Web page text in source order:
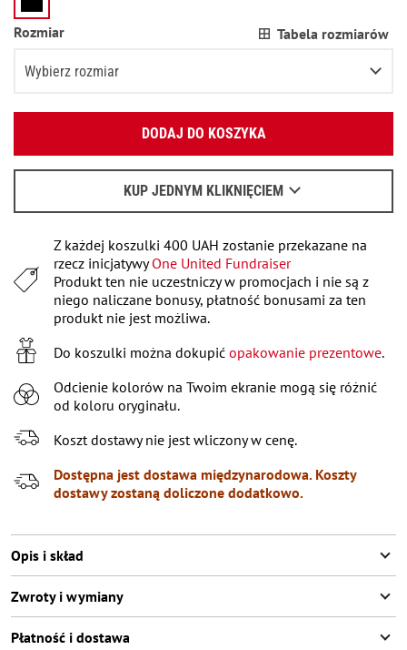
Rozmiar Tabela rozmiarów
Wybierz rozmiar
XS Poinformuj o dostępności
L Poinformuj o dostępności
Pozostało2przedmioty
XXL Poinformuj o dostępności
DODAJ DO KOSZYKA
KUP JEDNYM KLIKNIĘCIEM
Kiedy czekać na e-mail - przeczytajtu.
Z każdej koszulki 400 UAH zostanie przekazane na
rzecz inicjatywyOne United Fundraiser
Produkt ten nie uczestniczy w promocjach i nie są z
niego naliczane bonusy, płatność bonusami za ten
produkt nie jest możliwa.
Do koszulki można dokupić opakowanie prezentowe.
Odcienie kolorów na Twoim ekranie mogą się różnić
od koloru oryginału.
Koszt dostawy nie jest wliczony w cenę.
Dostępna jest dostawa międzynarodowa. Koszty
dostawy zostaną doliczone dodatkowo.
Opis i skład
Zwroty i wymiany
Płatność i dostawa